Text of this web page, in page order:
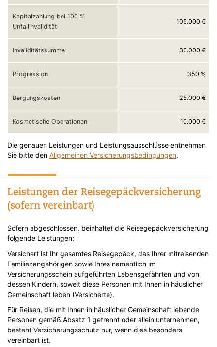
Kapitalzahlung bei 100 %
Unfallinvalidität
105.000 €
Invaliditätssumme 30.000 €
Progression 350 %
Bergungskosten 25.000 €
Kosmetische Operationen 10.000 €
Die genauen Leistungen und Leistungsausschlüsse entnehmen
Sie bitte den Allgemeinen Versicherungsbedingungen.
Leistungen der Reisegepäckversicherung
(sofern vereinbart)
Sofern abgeschlossen, beinhaltet die Reisegepäckversicherung
folgende Leistungen:
Versichert ist Ihr gesamtes Reisegepäck, das Ihrer mitreisenden
Familienangehörigen sowie Ihres namentlich im
Versicherungsschein aufgeführten Lebensgefährten und von
dessen Kindern, soweit diese Personen mit Ihnen in häuslicher
Gemeinschaft leben (Versicherte).
Für Reisen, die mit Ihnen in häuslicher Gemeinschaft lebende
Personen gemäß Absatz 1 getrennt oder allein unternehmen,
besteht Versicherungsschutz nur, wenn dies besonders
vereinbart ist.